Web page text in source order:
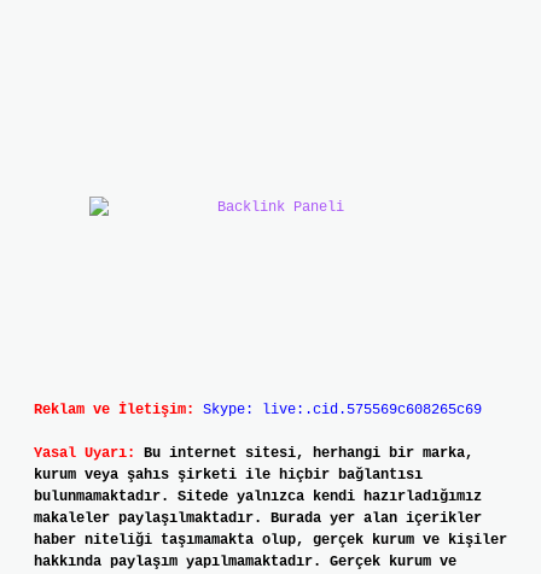
Reklam ve İletişim: Skype: live:.cid.575569c608265c69
Yasal Uyarı:
Bu internet sitesi, herhangi bir marka,
kurum veya şahıs şirketi ile hiçbir bağlantısı
bulunmamaktadır. Sitede yalnızca kendi hazırladığımız
makaleler paylaşılmaktadır. Burada yer alan içerikler
haber niteliği taşımamakta olup, gerçek kurum ve kişiler
hakkında paylaşım yapılmamaktadır. Gerçek kurum ve